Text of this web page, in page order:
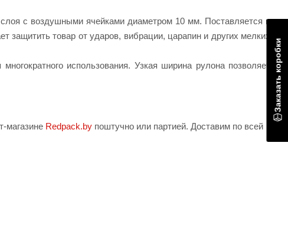
слоя с воздушными ячейками диаметром 10 мм. Поставляется в
товар от ударов, вибрации, царапин и других мелких
использования. Узкая ширина рулона позволяет
магазине Redpack.by поштучно или партией. Доставим по всей
Заказать коробки